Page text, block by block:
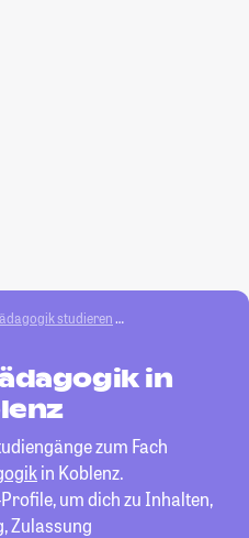
studieren
in
zum Fach
in Koblenz.
um dich zu Inhalten,
Zulassung